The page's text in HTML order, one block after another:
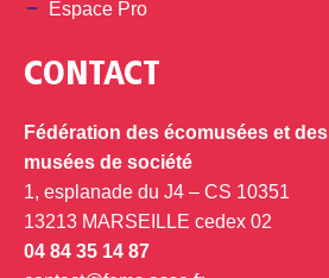
Espace Pro
CONTACT
Fédération des écomusées et des
musées de société
1, esplanade du J4 – CS 10351
13213 MARSEILLE cedex 02
04 84 35 14 87